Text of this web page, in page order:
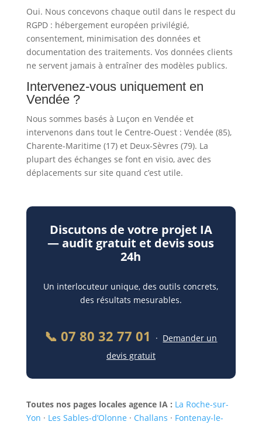
Oui. Nous concevons chaque outil dans le respect du
RGPD : hébergement européen privilégié,
consentement, minimisation des données et
documentation des traitements. Vos données clients
ne servent jamais à entraîner des modèles publics.
Intervenez-vous uniquement en
Vendée ?
Nous sommes basés à Luçon en Vendée et
intervenons dans tout le Centre-Ouest : Vendée (85),
Charente-Maritime (17) et Deux-Sèvres (79). La
plupart des échanges se font en visio, avec des
déplacements sur site quand c’est utile.
Discutons de votre projet IA
— audit gratuit et devis sous
24h
Un interlocuteur unique, des outils concrets,
des résultats mesurables.
📞 07 80 32 77 01 · Demander un
devis gratuit
Toutes nos pages locales agence IA : La Roche-sur-
Yon · Les Sables-d’Olonne · Challans · Fontenay-le-